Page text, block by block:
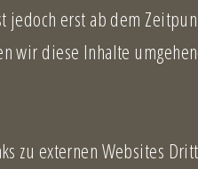
jedoch erst ab dem
wir diese Inhalte
zu externen Websites